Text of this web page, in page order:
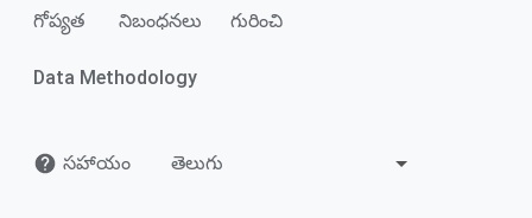
గోప్యత నిబంధనలు గురించి
Data Methodology
సహాయం